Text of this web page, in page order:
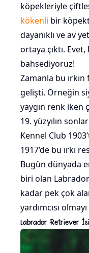
köpekleriyle
kökenli bir
dayanıklı ve av
ortaya çıktı.
bahsediyoruz!
Zamanla bu
gelişti. Örneğin
yaygın renk iken
19. yüzyılın
Kennel Club
1917’de bu ırkı
Bugün dünyada
biri olan
kadar pek çok
yardımcısı
Labrador Retriever